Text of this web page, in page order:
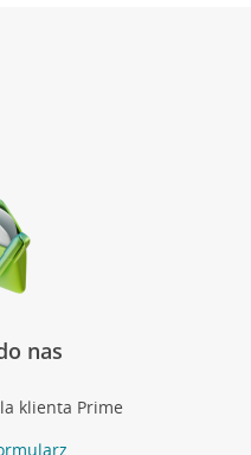
nas
klienta Prime